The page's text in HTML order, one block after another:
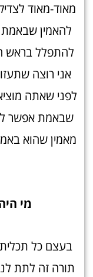
מאוד-מאוד
להאמין שבאמת
להתפלל בראש
אני רוצה
לפני שאתה
שבאמת אפשר
מאמין שהוא
מי
בעצם כל
תורה זה לתת